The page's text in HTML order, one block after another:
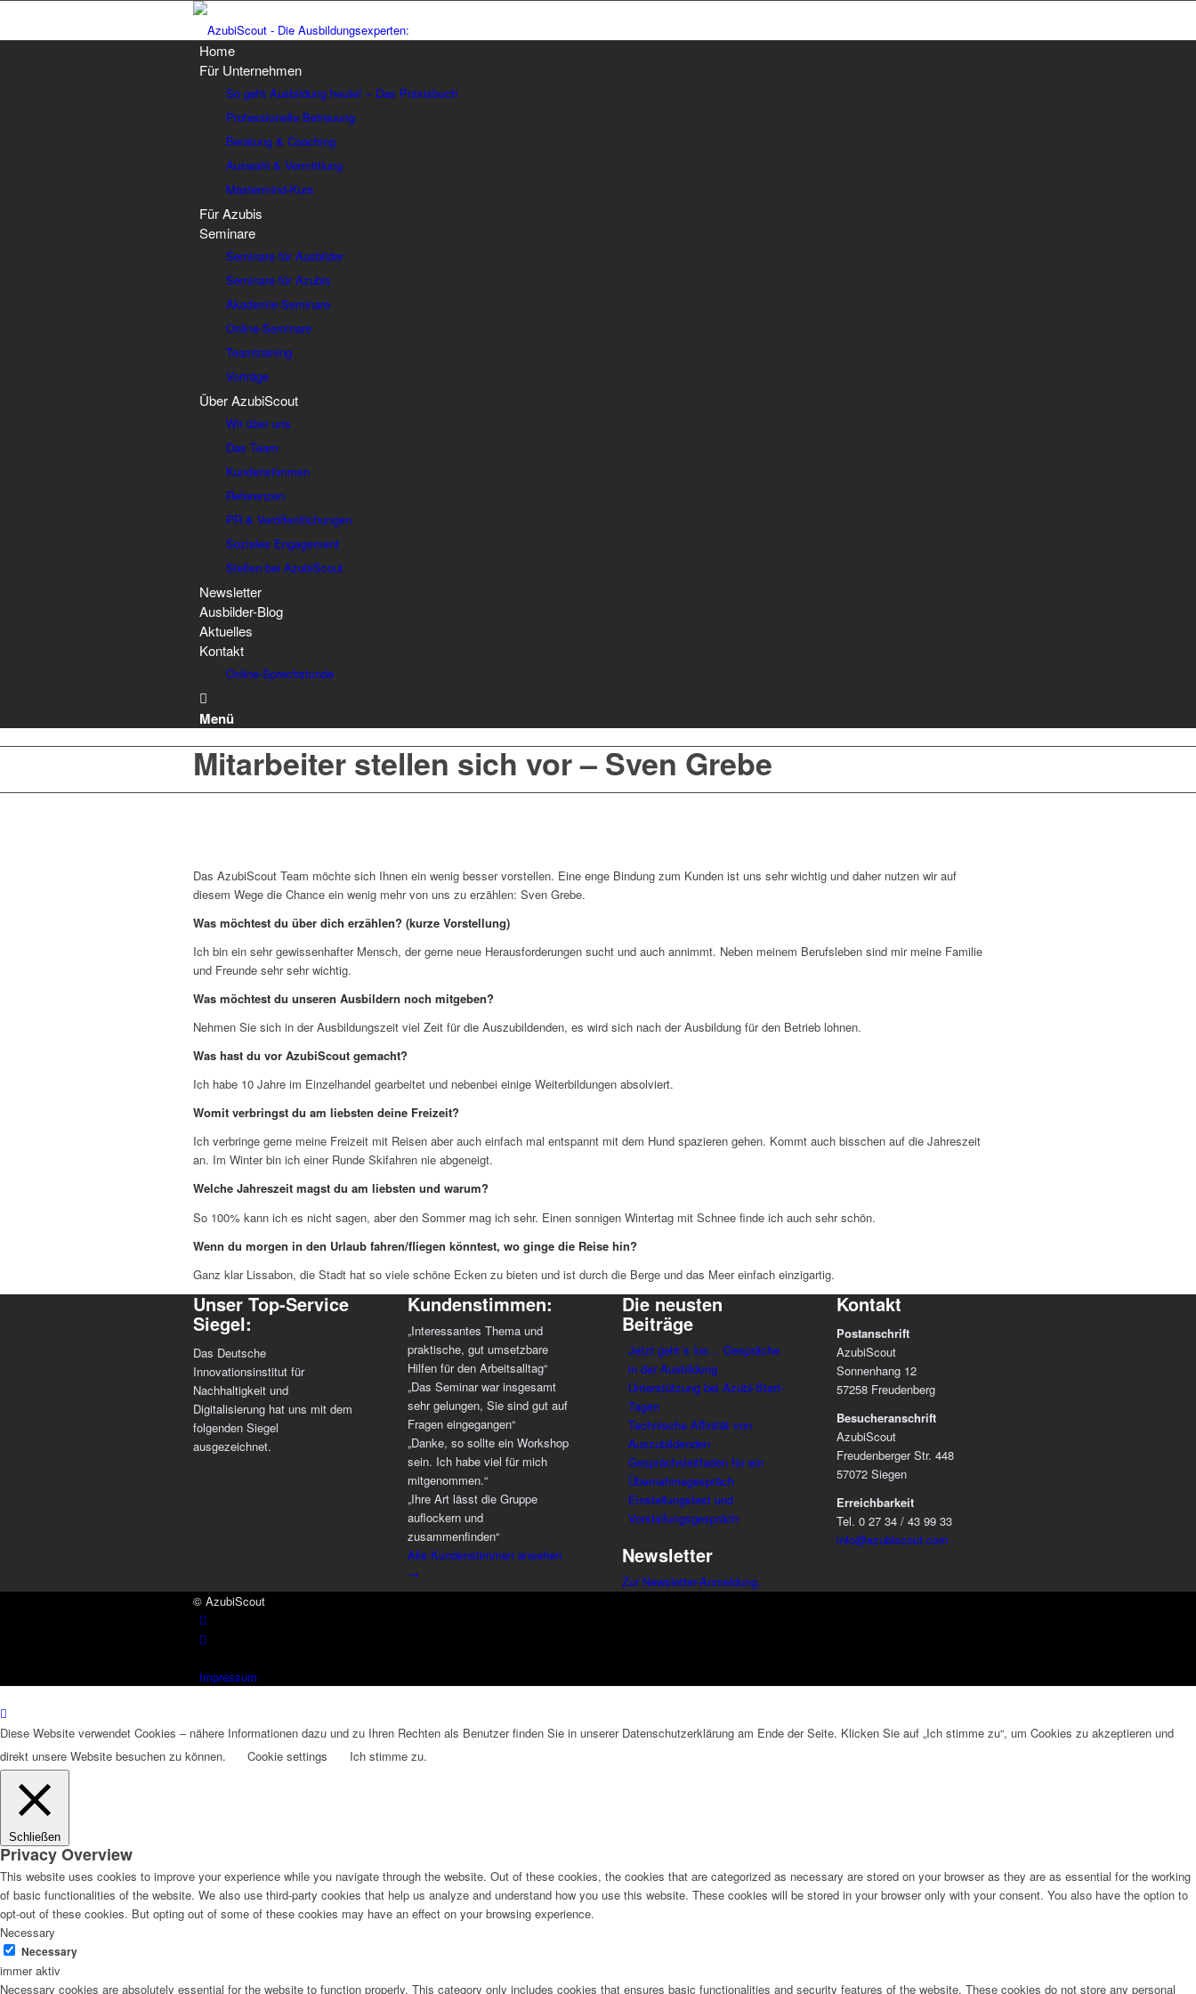
Home
Für Unternehmen
So geht Ausbildung heute! – Das Praxisbuch
Professionelle Betreuung
Beratung & Coaching
Auswahl & Vermittlung
Mastermind-Kurs
Für Azubis
Seminare
Seminare für Ausbilder
Seminare für Azubis
Akademie-Seminare
Online-Seminare
Teamtraining
Vorträge
Über AzubiScout
Wir über uns
Das Team
Kundenstimmen
Referenzen
PR & Veröffentlichungen
Soziales Engagement
Stellen bei AzubiScout
Newsletter
Ausbilder-Blog
Aktuelles
Kontakt
Online-Sprechstunde
Menü
Mitarbeiter stellen sich vor – Sven Grebe
Das AzubiScout Team möchte sich Ihnen ein wenig besser vorstellen. Eine enge Bindung zum Kunden ist uns sehr wichtig und daher nutzen wir auf
diesem Wege die Chance ein wenig mehr von uns zu erzählen: Sven Grebe.
Was möchtest du über dich erzählen? (kurze Vorstellung)
Ich bin ein sehr gewissenhafter Mensch, der gerne neue Herausforderungen sucht und auch annimmt. Neben meinem Berufsleben sind mir meine Familie
und Freunde sehr sehr wichtig.
Was möchtest du unseren Ausbildern noch mitgeben?
Nehmen Sie sich in der Ausbildungszeit viel Zeit für die Auszubildenden, es wird sich nach der Ausbildung für den Betrieb lohnen.
Was hast du vor AzubiScout gemacht?
Ich habe 10 Jahre im Einzelhandel gearbeitet und nebenbei einige Weiterbildungen absolviert.
Womit verbringst du am liebsten deine Freizeit?
Ich verbringe gerne meine Freizeit mit Reisen aber auch einfach mal entspannt mit dem Hund spazieren gehen. Kommt auch bisschen auf die Jahreszeit
an. Im Winter bin ich einer Runde Skifahren nie abgeneigt.
Welche Jahreszeit magst du am liebsten und warum?
So 100% kann ich es nicht sagen, aber den Sommer mag ich sehr. Einen sonnigen Wintertag mit Schnee finde ich auch sehr schön.
Wenn du morgen in den Urlaub fahren/fliegen könntest, wo ginge die Reise hin?
Ganz klar Lissabon, die Stadt hat so viele schöne Ecken zu bieten und ist durch die Berge und das Meer einfach einzigartig.
Unser Top-Service
Siegel:
Das Deutsche
Innovationsinstitut für
Nachhaltigkeit und
Digitalisierung hat uns mit dem
folgenden Siegel
ausgezeichnet.
Kundenstimmen:
„Interessantes Thema und
praktische, gut umsetzbare
Hilfen für den Arbeitsalltag“
„Das Seminar war insgesamt
sehr gelungen, Sie sind gut auf
Fragen eingegangen“
„Danke, so sollte ein Workshop
sein. Ich habe viel für mich
mitgenommen.“
„Ihre Art lässt die Gruppe
auflockern und
zusammenfinden“
Alle Kundenstimmen ansehen
→
Die neusten
Beiträge
Jetzt geht´s los… Gespräche
in der Ausbildung
Unterstützung bei Azubi-Start-
Tagen
Technische Affinität von
Auszubildenden
Gesprächsleitfaden für ein
Übernahmegespräch
Einstellungstest und
Vorstellungsgespräch
Newsletter
Zur Newsletter-Anmeldung.
Kontakt
Postanschrift
AzubiScout
Sonnenhang 12
57258 Freudenberg
Besucheranschrift
AzubiScout
Freudenberger Str. 448
57072 Siegen
Erreichbarkeit
Tel. 0 27 34 / 43 99 33
info@azubiscout.com
© AzubiScout
Impressum
Diese Website verwendet Cookies – nähere Informationen dazu und zu Ihren Rechten als Benutzer finden Sie in unserer Datenschutzerklärung am Ende der Seite. Klicken Sie auf „Ich stimme zu“, um Cookies zu akzeptieren und
direkt unsere Website besuchen zu können.
Cookie settings Ich stimme zu.
Schließen
Privacy Overview
This website uses cookies to improve your experience while you navigate through the website. Out of these cookies, the cookies that are categorized as necessary are stored on your browser as they are as essential for the working
of basic functionalities of the website. We also use third-party cookies that help us analyze and understand how you use this website. These cookies will be stored in your browser only with your consent. You also have the option to
opt-out of these cookies. But opting out of some of these cookies may have an effect on your browsing experience.
Necessary
Necessary
immer aktiv
Necessary cookies are absolutely essential for the website to function properly. This category only includes cookies that ensures basic functionalities and security features of the website. These cookies do not store any personal